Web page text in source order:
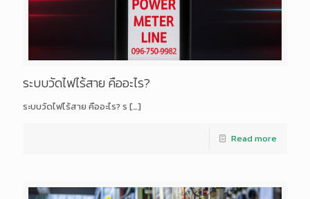
ระบบวัดไฟไร้สาย คืออะไร?
ระบบวัดไฟไร้สาย คืออะไร? ร […]
Read more